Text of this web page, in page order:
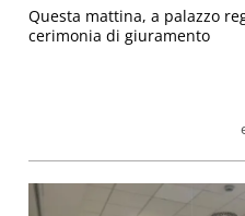
Questa mattina, a palazzo
cerimonia di giuramento